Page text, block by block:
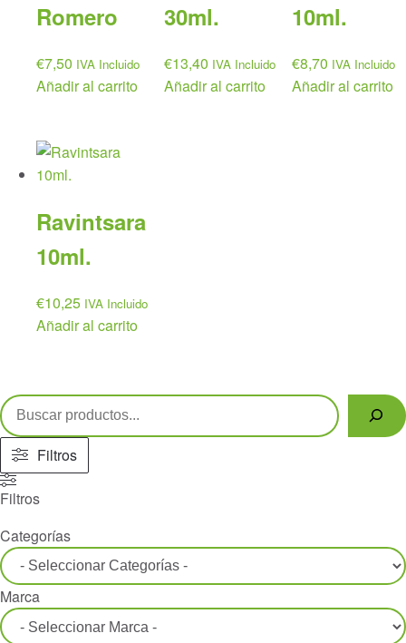
Romero
€7,50 IVA Incluido
Añadir al carrito
30ml.
€13,40 IVA Incluido
Añadir al carrito
10ml.
€8,70 IVA Incluido
Añadir al carrito
Ravintsara
10ml.
€10,25 IVA Incluido
Añadir al carrito
Buscar
Filtros
Filtros
Categorías
Marca